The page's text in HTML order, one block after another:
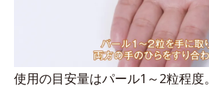
使用の目安量はパール1～2粒程度。